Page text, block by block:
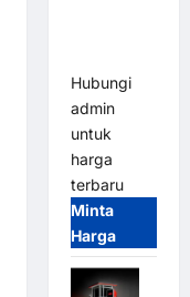
Hubungi
admin
untuk
harga
terbaru
Minta
Harga